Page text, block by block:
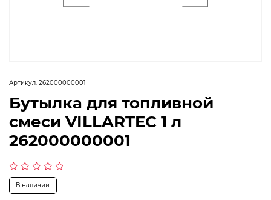
Артикул: 262000000001
Бутылка для топливной
смеси VILLARTEC 1 л
262000000001
Оценка
из
В наличии